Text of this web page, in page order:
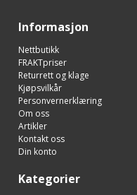
Informasjon
Nettbutikk
FRAKTpriser
Returrett og klage
Kjøpsvilkår
Personvernerklæring
Om oss
Artikler
Kontakt oss
Din konto
Kategorier